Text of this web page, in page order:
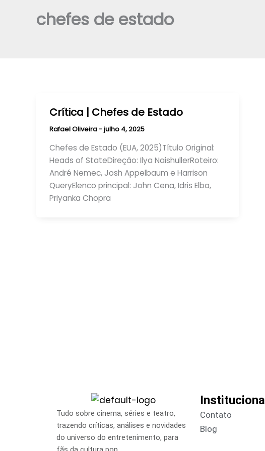
chefes de estado
Crítica | Chefes de Estado
Rafael Oliveira-julho 4, 2025
Chefes de Estado (EUA, 2025)Título Original:
Heads of StateDireção: Ilya NaishullerRoteiro:
André Nemec, Josh Appelbaum e Harrison
QueryElenco principal: John Cena, Idris Elba,
Priyanka Chopra
Tudo sobre cinema, séries e teatro,
trazendo críticas, análises e novidades
do universo do entretenimento, para
Institucional
Contato
Blog